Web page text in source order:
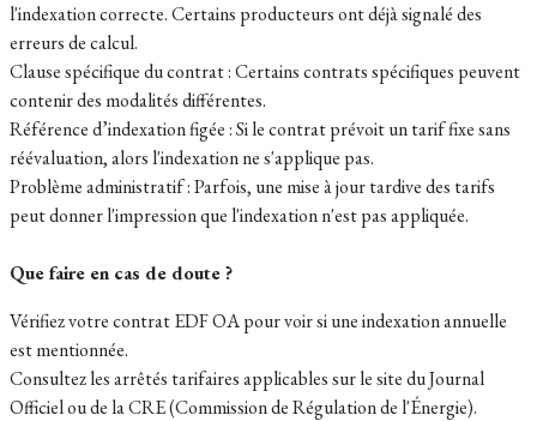
l'indexation correcte. Certains producteurs ont déjà signalé des
erreurs de calcul.
Clause spécifique du contrat : Certains contrats spécifiques peuvent
contenir des modalités différentes.
Référence d’indexation figée : Si le contrat prévoit un tarif fixe sans
réévaluation, alors l'indexation ne s'applique pas.
Problème administratif : Parfois, une mise à jour tardive des tarifs
peut donner l'impression que l'indexation n'est pas appliquée.
Que faire en cas de doute ?
Vérifiez votre contrat EDF OA pour voir si une indexation annuelle
est mentionnée.
Consultez les arrêtés tarifaires applicables sur le site du Journal
Officiel ou de la CRE (Commission de Régulation de l'Énergie).